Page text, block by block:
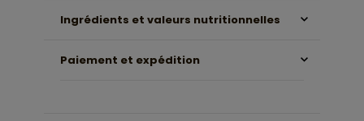
Ingrédients et valeurs nutritionnelles
Paiement et expédition